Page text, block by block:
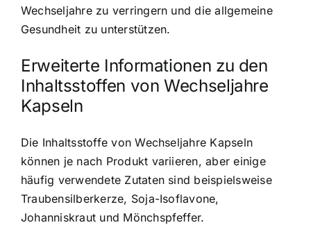
Wechseljahre zu verringern und die allgemeine
Gesundheit zu unterstützen.
Erweiterte Informationen zu den
Inhaltsstoffen von Wechseljahre
Kapseln
Die Inhaltsstoffe von Wechseljahre Kapseln
können je nach Produkt variieren, aber einige
häufig verwendete Zutaten sind beispielsweise
Traubensilberkerze, Soja-Isoflavone,
Johanniskraut und Mönchspfeffer.